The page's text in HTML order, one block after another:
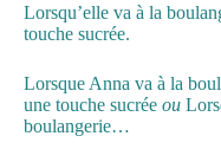
Lorsqu’elle va à la
touche sucrée.
Lorsque Anna va à la
une touche sucrée ou
boulangerie…